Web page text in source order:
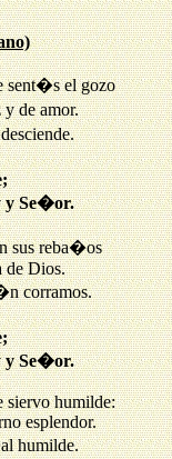
sent�s el gozo
y de amor.
y Se�or.
sus reba�os
de Dios.
y Se�or.
siervo humilde:
esplendor.